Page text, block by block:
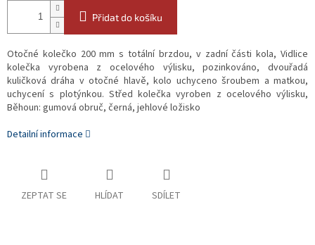
Přidat do košíku
Otočné kolečko 200 mm s totální brzdou, v zadní části kola, Vidlice
kolečka vyrobena z ocelového výlisku, pozinkováno, dvouřadá
kuličková dráha v otočné hlavě, kolo uchyceno šroubem a matkou,
uchycení s plotýnkou. Střed kolečka vyroben z ocelového výlisku,
Běhoun: gumová obruč, černá, jehlové ložisko
Detailní informace
ZEPTAT SE HLÍDAT SDÍLET